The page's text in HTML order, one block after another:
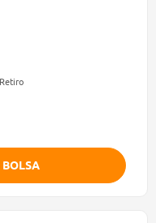
Retiro
BOLSA